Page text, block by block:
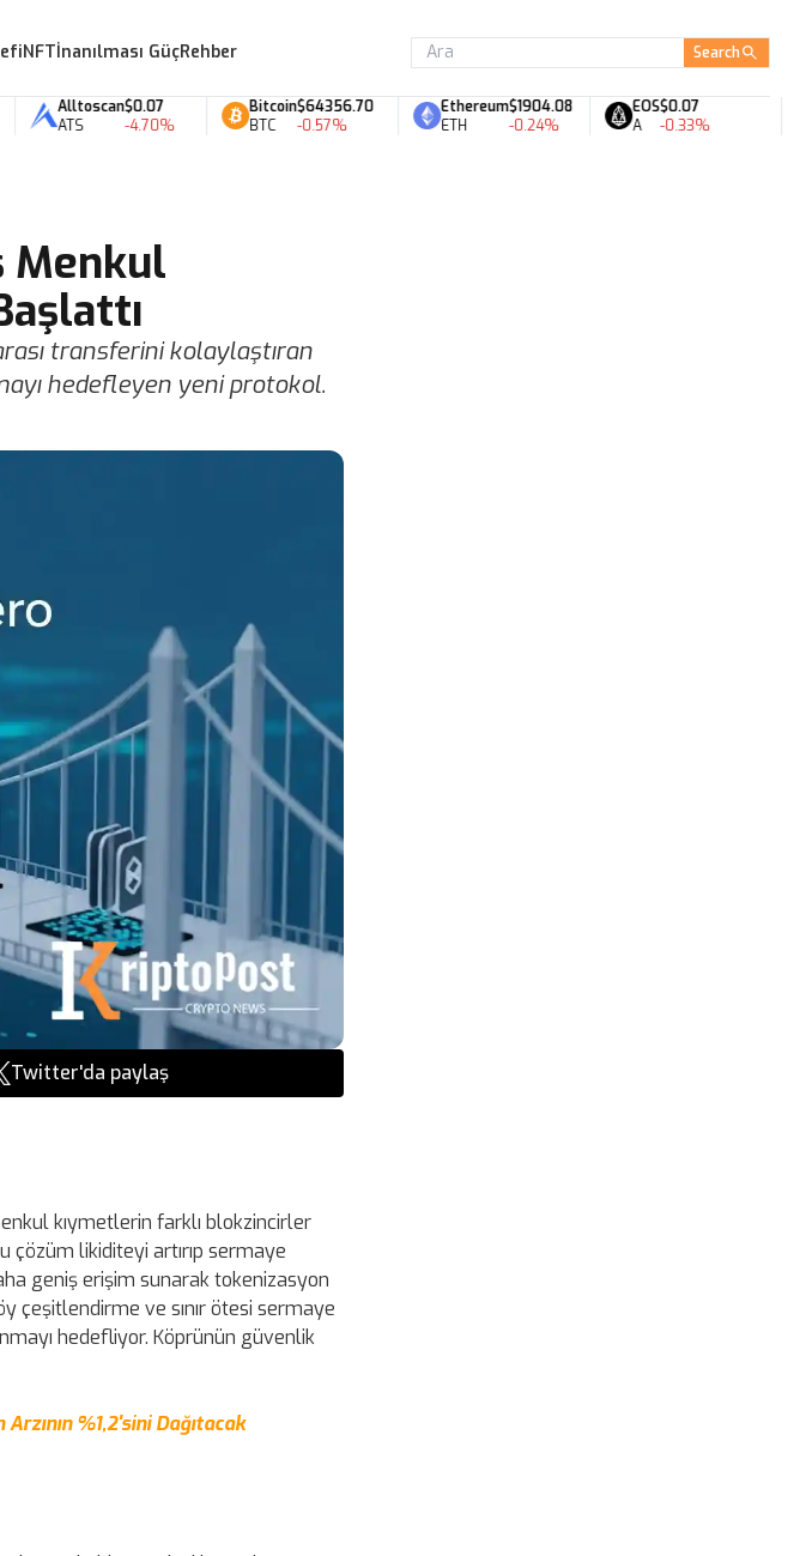
NFTİnanılması GüçRehber Search
Alltoscan
ATS
$0.07
-4.70%
Bitcoin
BTC
$64356.70
-0.57%
Ethereum
ETH
$1904.08
-0.24%
EOS
A
$0.07
-0.33%
Menkul
transferini kolaylaştıran
hedefleyen yeni protokol.
Twitter'da paylaş
kıymetlerin farklı blokzincirler
çözüm likiditeyi artırıp sermaye
geniş erişim sunarak tokenizasyon
çeşitlendirme ve sınır ötesi sermaye
hedefliyor. Köprünün güvenlik
%1,2'sini Dağıtacak